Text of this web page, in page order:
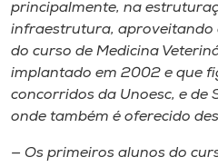
principalmente, na
infraestrutura, aproveitando
do curso de Medicina
implantado em 2002 e que
concorridos da Unoesc, e de
onde também é oferecido
— Os primeiros alunos do